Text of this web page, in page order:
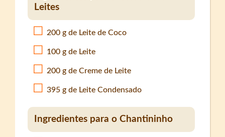
Leites
200 g de Leite de Coco
100 g de Leite
200 g de Creme de Leite
395 g de Leite Condensado
Ingredientes para o Chantininho